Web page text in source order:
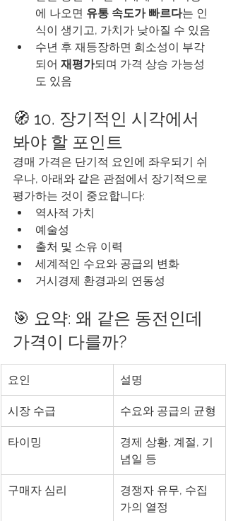
에 나오면 유통 속도가 빠르다는 인
식이 생기고, 가치가 낮아질 수 있음
수년 후 재등장하면 희소성이 부각
되어 재평가되며 가격 상승 가능성
도 있음
🧭 10. 장기적인 시각에서
봐야 할 포인트
경매 가격은 단기적 요인에 좌우되기 쉬
우나, 아래와 같은 관점에서 장기적으로
평가하는 것이 중요합니다:
역사적 가치
예술성
출처 및 소유 이력
세계적인 수요와 공급의 변화
거시경제 환경과의 연동성
🎯 요약: 왜 같은 동전인데
가격이 다를까?
요인 설명
시장 수급 수요와 공급의 균형
타이밍
경제 상황, 계절, 기
념일 등
구매자 심리
경쟁자 유무, 수집
가의 열정